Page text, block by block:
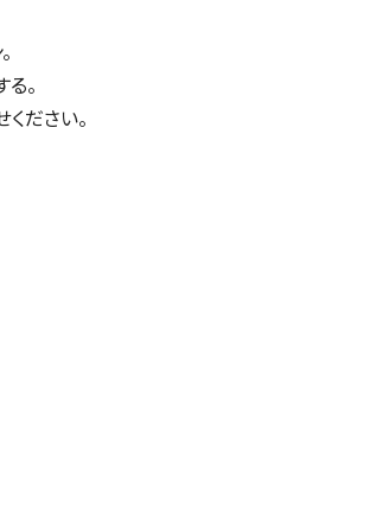
。
ださい。